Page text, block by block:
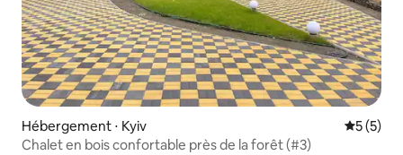
Hébergement ⋅ Kyiv
5 (5)
Chalet en bois confortable près de la forêt (#3)